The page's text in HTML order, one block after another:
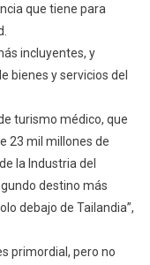
que tiene para
incluyentes, y
bienes y servicios del
turismo médico, que
23 mil millones de
la Industria del
destino más
debajo de Tailandia”,
primordial, pero no